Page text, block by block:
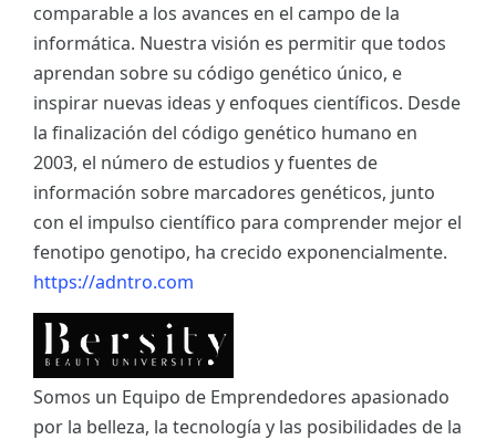
comparable a los avances en el campo de la
informática. Nuestra visión es permitir que todos
aprendan sobre su código genético único, e
inspirar nuevas ideas y enfoques científicos. Desde
la finalización del código genético humano en
2003, el número de estudios y fuentes de
información sobre marcadores genéticos, junto
con el impulso científico para comprender mejor el
fenotipo genotipo, ha crecido exponencialmente.
https://adntro.com
Somos un Equipo de Emprendedores apasionado
por la belleza, la tecnología y las posibilidades de la